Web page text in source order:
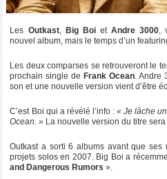
Les Outkast, Big Boiet Andre 3000,
nouvel album, mais le temps d’un
Les deux comparses se retrouveront le
prochain single de Frank Ocean. Andre
son et une nouvelle version vient d’être
C’est Boi qui a révélé l’info : « Je lâche
Ocean. » La nouvelle version du titre
Outkast a sorti 6 albums avant que
projets solos en 2007. Big Boi a
and Dangerous Rumors ».